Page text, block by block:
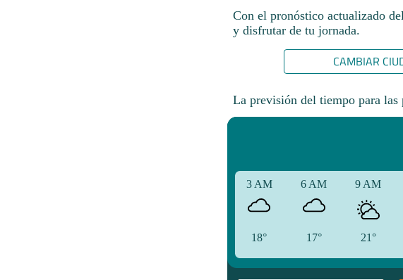
Con el pronóstico actualizado
y disfrutar de tu jornada.​
CAMBIAR
La previsión del tiempo para las
3 AM
18°
6 AM
17°
9 AM
21°